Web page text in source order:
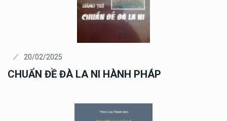
20/02/2025
CHUẨN ĐỀ ĐÀ LA NI HÀNH PHÁP